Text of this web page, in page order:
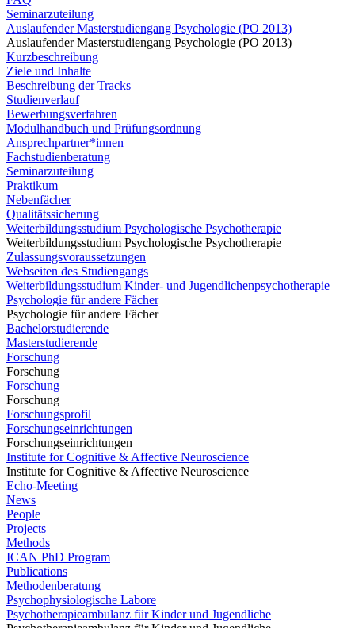
Seminarzuteilung
Auslaufender Masterstudiengang Psychologie (PO 2013)
Auslaufender Masterstudiengang Psychologie (PO 2013)
Kurzbeschreibung
Ziele und Inhalte
Beschreibung der Tracks
Studienverlauf
Bewerbungsverfahren
Modulhandbuch und Prüfungsordnung
Ansprechpartner*innen
Fachstudienberatung
Seminarzuteilung
Praktikum
Nebenfächer
Qualitätssicherung
Weiterbildungsstudium Psychologische Psychotherapie
Weiterbildungsstudium Psychologische Psychotherapie
Zulassungsvoraussetzungen
Webseiten des Studiengangs
Weiterbildungsstudium Kinder- und Jugendlichenpsychotherapie
Psychologie für andere Fächer
Psychologie für andere Fächer
Bachelorstudierende
Masterstudierende
Forschung
Forschung
Forschung
Forschung
Forschungsprofil
Forschungseinrichtungen
Forschungseinrichtungen
Institute for Cognitive & Affective Neuroscience
Institute for Cognitive & Affective Neuroscience
Echo-Meeting
News
People
Projects
Methods
ICAN PhD Program
Publications
Methodenberatung
Psychophysiologische Labore
Psychotherapieambulanz für Kinder und Jugendliche